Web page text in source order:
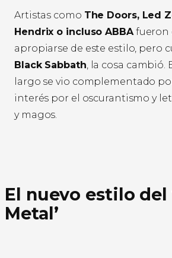
Artistas como The Doors, Led
Hendrix o incluso ABBAfueron
apropiarse de este estilo, pero
Black Sabbath, la cosa cambió.
largo se vio complementado
interés por el oscurantismo y
y magos.
El nuevo estilo del
Metal’